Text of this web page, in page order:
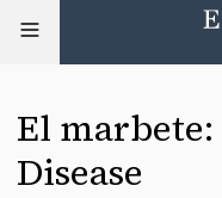
El marbete:
Disease